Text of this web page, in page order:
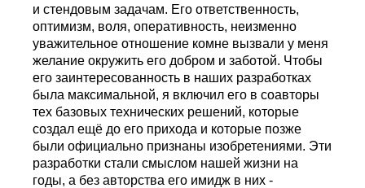
и стендовым задачам. Его ответственность,
оптимизм, воля, оперативность, неизменно
уважительное отношение комне вызвали у меня
желание окружить его добром и заботой. Чтобы
его заинтересованность в наших разработках
была максимальной, я включил его в соавторы
тех базовых технических решений, которые
создал ещё до его прихода и которые позже
были официально признаны изобретениями. Эти
разработки стали смыслом нашей жизни на
годы, а без авторства его имидж в них -